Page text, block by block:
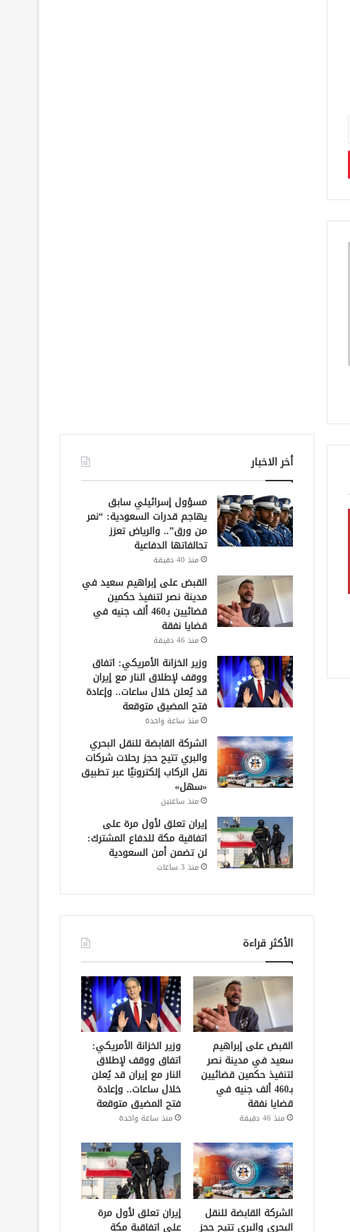
أخر الاخبار
مسؤول إسرائيلي سابق
يهاجم قدرات السعودية: “نمر
من ورق”.. والرياض تعزز
تحالفاتها الدفاعية
منذ 40 دقيقة
القبض على إبراهيم سعيد في
مدينة نصر لتنفيذ حكمين
قضائيين بـ460 ألف جنيه في
قضايا نفقة
منذ 46 دقيقة
وزير الخزانة الأمريكي: اتفاق
ووقف لإطلاق النار مع إيران
قد يُعلن خلال ساعات.. وإعادة
فتح المضيق متوقعة
منذ ساعة واحدة
الشركة القابضة للنقل البحري
والبري تتيح حجز رحلات شركات
نقل الركاب إلكترونيًا عبر تطبيق
«سهل»
منذ ساعتين
إيران تعلق لأول مرة على
اتفاقية مكة للدفاع المشترك:
لن تضمن أمن السعودية
منذ 3 ساعات
الأكثر قراءة
القبض على إبراهيم
سعيد في مدينة نصر
لتنفيذ حكمين قضائيين
بـ460 ألف جنيه في
قضايا نفقة
منذ 46 دقيقة
وزير الخزانة الأمريكي:
اتفاق ووقف لإطلاق
النار مع إيران قد يُعلن
خلال ساعات.. وإعادة
فتح المضيق متوقعة
منذ ساعة واحدة
الشركة القابضة للنقل
البحري والبري تتيح حجز
إيران تعلق لأول مرة
على اتفاقية مكة